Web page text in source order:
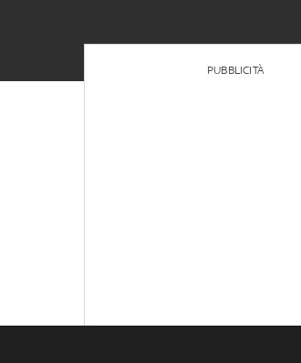
PUBBLICITÀ